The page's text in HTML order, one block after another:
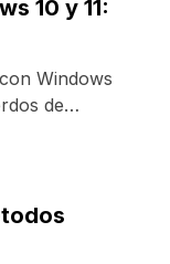
10 y 11:
Windows
de